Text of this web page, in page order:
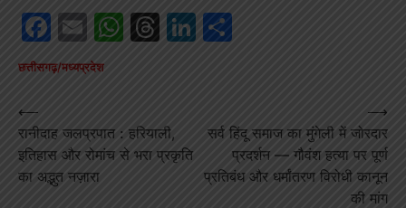
Facebook
EmailWhatsApp
Threads
LinkedIn
छत्तीसगढ़/मध्यप्रदेश
Post
navigation
⟵
रानीदाह जलप्रपात : हरियाली,
इतिहास और रोमांच से भरा प्रकृति
का अद्भुत नज़ारा
सर्व हिंदू समाज का मुंगेली में जोरदार
प्रदर्शन — गौवंश हत्या पर पूर्ण
प्रतिबंध और धर्मांतरण विरोधी कानून
की मांग
⟶